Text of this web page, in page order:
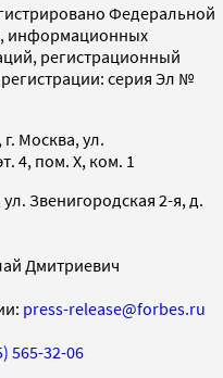
Федеральной
информационных
регистрационный
серия Эл №
Москва, ул.
4, пом. X, ком. 1
Звенигородская 2-я, д.
Дмитриевич
press-release@forbes.ru
565-32-06